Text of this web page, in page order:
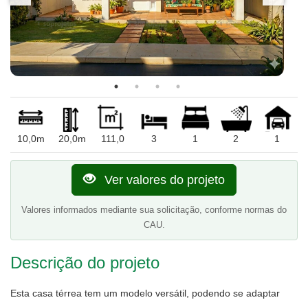
10,0m 20,0m 111,0 3 1 2 1
Ver valores do projeto
Valores informados mediante sua solicitação, conforme normas do
CAU.
Descrição do projeto
Esta casa térrea tem um modelo versátil, podendo se adaptar